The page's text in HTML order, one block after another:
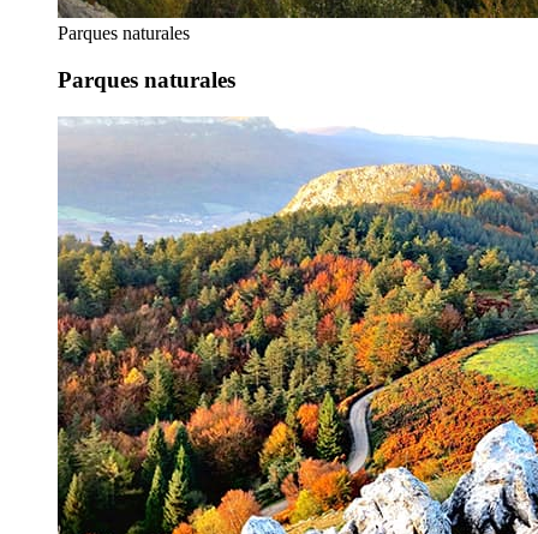
Parques naturales
Parques naturales